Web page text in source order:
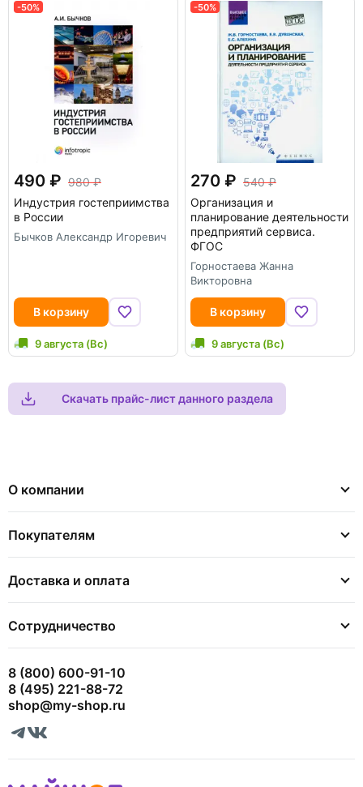
-50%
490
980
Индустрия гостеприимства
в России
Бычков Александр Игоревич
В корзину
9 августа (Вс)
-50%
270
540
Организация и
планирование деятельности
предприятий сервиса.
ФГОС
Горностаева Жанна
Викторовна
В корзину
9 августа (Вс)
Скачать прайс-лист данного раздела
О компании
Покупателям
Доставка и оплата
Сотрудничество
8 (800) 600-91-10
8 (495) 221-88-72
shop@my-shop.ru